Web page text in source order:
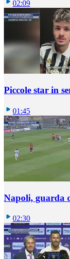
02:09
Piccole star in
01:45
Napoli, guarda
02:30